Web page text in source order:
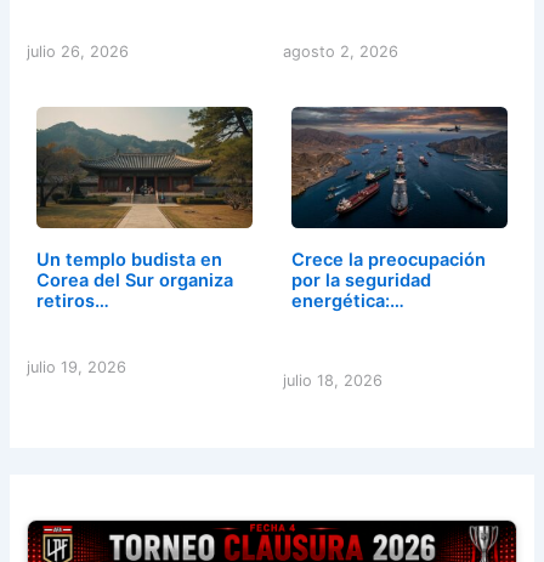
julio 26, 2026 agosto 2, 2026
Un templo budista en
Corea del Sur organiza
retiros…
julio 19, 2026
Crece la preocupación
por la seguridad
energética:…
julio 18, 2026